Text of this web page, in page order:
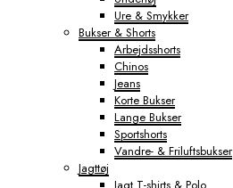
Ure & Smykker
Bukser & Shorts
Arbejdsshorts
Chinos
Jeans
Korte Bukser
Lange Bukser
Sportshorts
Vandre- & Friluftsbukser
Jagttøj